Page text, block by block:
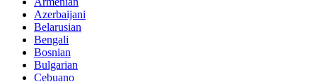
Azerbaijani
Belarusian
Bengali
Bosnian
Bulgarian
Cebuano